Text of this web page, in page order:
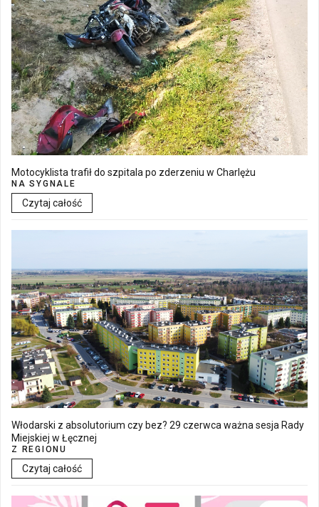
Motocyklista trafił do szpitala po zderzeniu w Charlężu
NA SYGNALE
Czytaj całość
Włodarski z absolutorium czy bez? 29 czerwca ważna sesja Rady
Miejskiej w Łęcznej
Z REGIONU
Czytaj całość